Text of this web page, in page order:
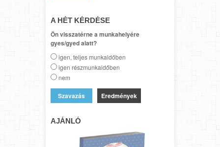
A HÉT KÉRDÉSE
Ön visszatérne a munkahelyére
gyes/gyed alatt?
igen, teljes munkaidőben
igen részmunkaidőben
nem
Eredmények
AJÁNLÓ